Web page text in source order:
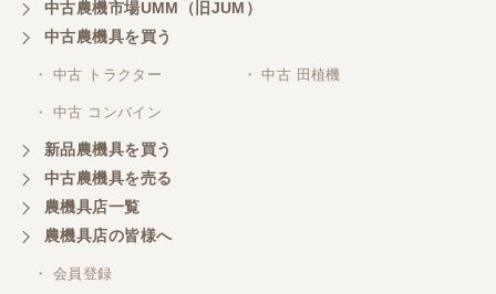
中古農機市場UMM（旧JUM）
中古農機具を買う
・ 中古 トラクター ・ 中古 田植機
・ 中古 コンバイン
新品農機具を買う
中古農機具を売る
農機具店一覧
農機具店の皆様へ
・ 会員登録